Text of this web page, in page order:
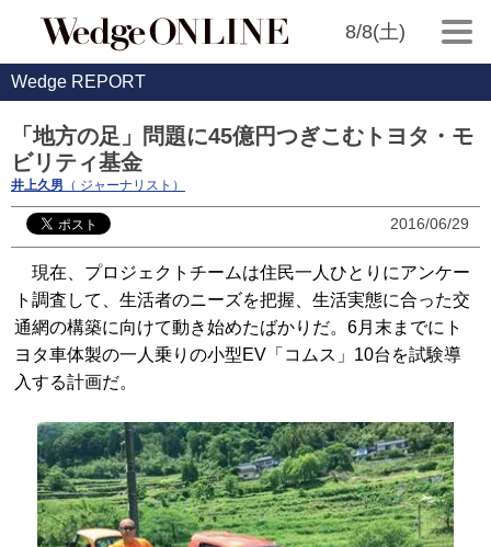
8/8(土)
Wedge REPORT
「地方の足」問題に45億円つぎこむトヨタ・モ
ビリティ基金
井上久男 （ ジャーナリスト）
2016/06/29
現在、プロジェクトチームは住民一人ひとりにアンケー
ト調査して、生活者のニーズを把握、生活実態に合った交
通網の構築に向けて動き始めたばかりだ。6月末までにト
ヨタ車体製の一人乗りの小型EV「コムス」10台を試験導
入する計画だ。